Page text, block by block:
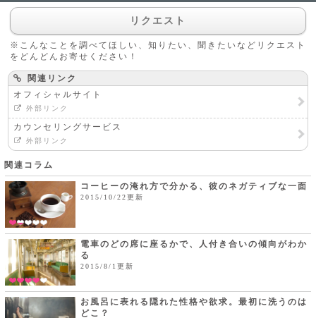
リクエスト
※こんなことを調べてほしい、知りたい、聞きたいなどリクエスト
をどんどんお寄せください！
関連リンク
オフィシャルサイト
外部リンク
カウンセリングサービス
外部リンク
関連コラム
コーヒーの淹れ方で分かる、彼のネガティブな一面
2015/10/22更新
電車のどの席に座るかで、人付き合いの傾向がわか
る
2015/8/1更新
お風呂に表れる隠れた性格や欲求。最初に洗うのは
どこ？